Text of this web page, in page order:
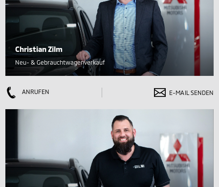
Christian Zilm
Neu- & Gebrauchtwagenverkauf
ANRUFEN E-MAIL SENDEN